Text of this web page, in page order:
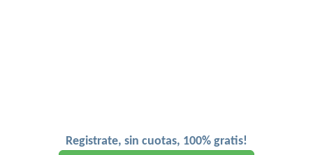
Registrate, sin cuotas, 100% gratis!